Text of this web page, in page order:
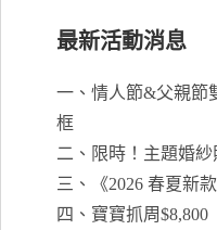
最新活動消息
一、情人節&父親節
框
二、限時！主題婚紗
三、《2026 春夏新
四、寶寶抓周$8,800